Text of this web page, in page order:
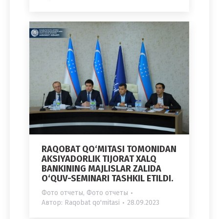
RAQOBAT QO‘MITASI TOMONIDAN
AKSIYADORLIK TIJORAT XALQ
BANKINING MAJLISLAR ZALIDA
O‘QUV-SEMINARI TASHKIL ETILDI.
Фото отчеты, Фото отчеты
Автор: Raqobat qo'mitasi 28.09.2023